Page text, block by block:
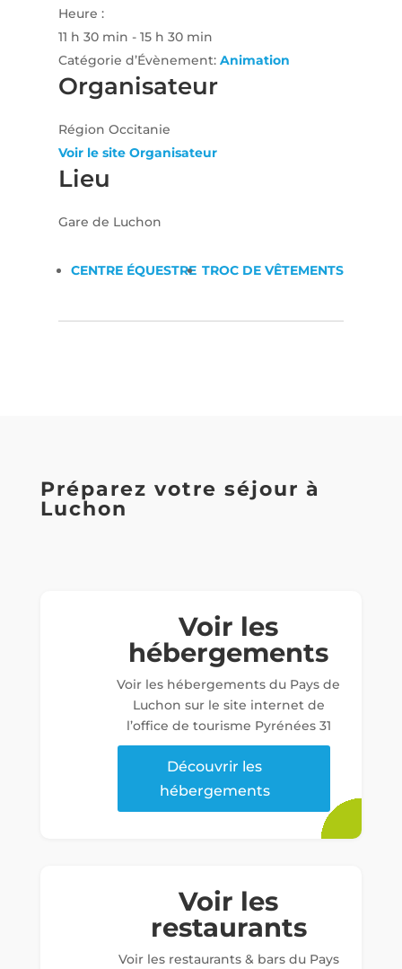
Heure :
11 h 30 min - 15 h 30 min
Catégorie d’Évènement: Animation
Lieu
Gare de Luchon
Organisateur
Région Occitanie
Voir le site Organisateur
CENTRE ÉQUESTRE TROC DE VÊTEMENTS
Préparez votre séjour à
Luchon
Voir les
hébergements
Voir les hébergements du Pays de
Luchon sur le site internet de
l’office de tourisme Pyrénées 31
Découvrir les
hébergements
Voir les
restaurants
Voir les restaurants & bars du Pays